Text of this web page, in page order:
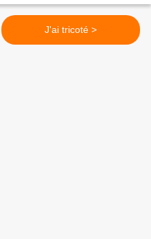
J'ai tricoté >